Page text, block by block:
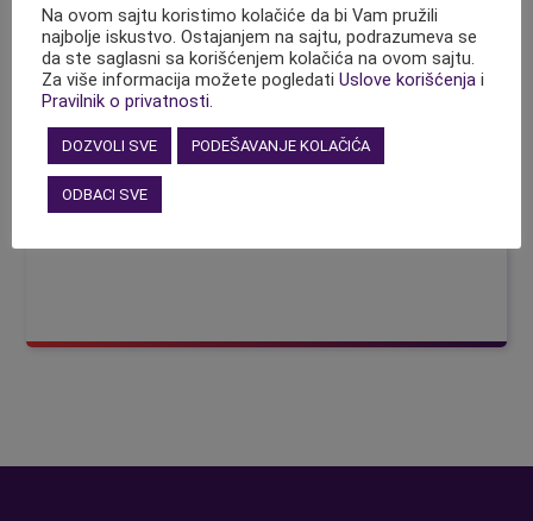
Lozinka
Zapamti me
Don't have an account?
Na ovom sajtu koristimo kolačiće da bi Vam pružili
najbolje iskustvo. Ostajanjem na sajtu, podrazumeva se
da ste saglasni sa korišćenjem kolačića na ovom sajtu.
Za više informacija možete pogledati Uslove korišćenja i
Pravilnik o privatnosti.
DOZVOLI SVE PODEŠAVANJE KOLAČIĆA
ODBACI SVE